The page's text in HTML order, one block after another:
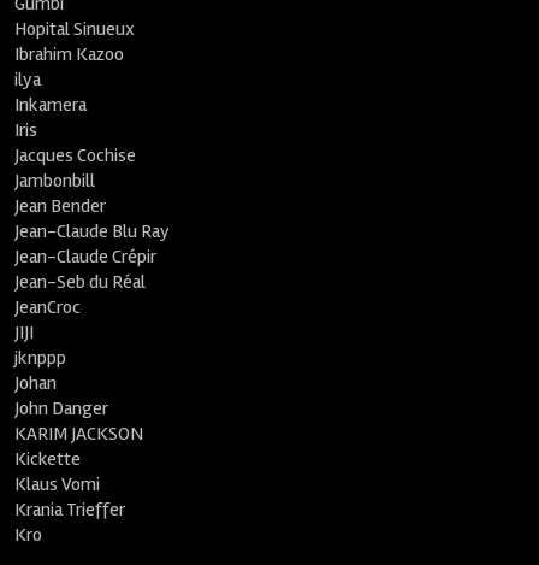
Hopital Sinueux
Ibrahim Kazoo
ilya
Inkamera
Iris
Jacques Cochise
Jambonbill
Jean Bender
Jean-Claude Blu Ray
Jean-Claude Crépir
Jean-Seb du Réal
JeanCroc
JIJI
jknppp
Johan
John Danger
KARIM JACKSON
Kickette
Klaus Vomi
Krania Trieffer
Kro